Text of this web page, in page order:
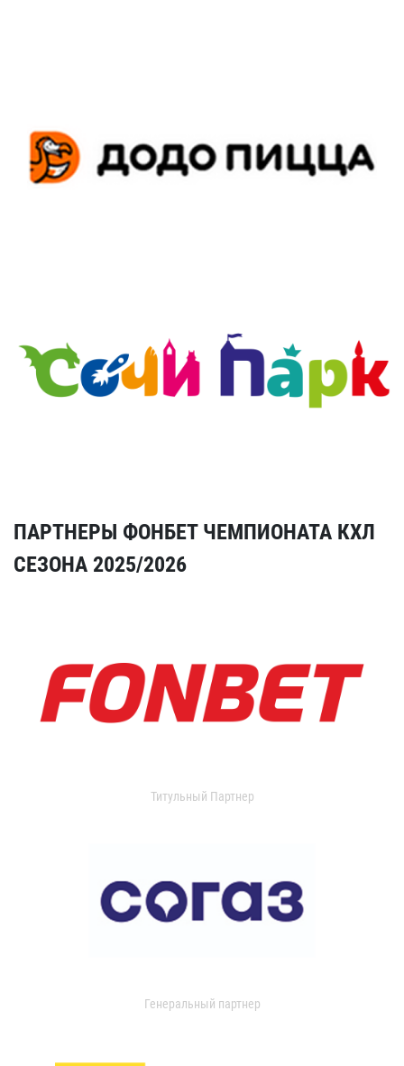
ПАРТНЕРЫ ФОНБЕТ ЧЕМПИОНАТА КХЛ
СЕЗОНА 2025/2026
Титульный Партнер
Генеральный партнер